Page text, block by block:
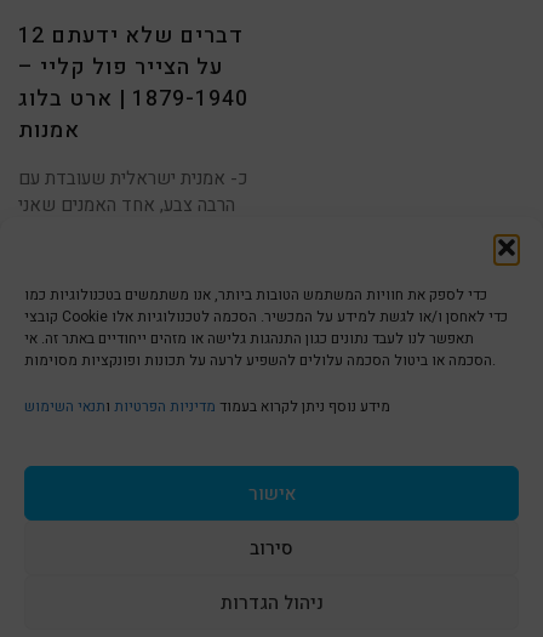
כדי לספק את חוויות המשתמש הטובות ביותר, אנו משתמשים בטכנולוגיות כמו
קובצי Cookie כדי לאחסן ו/או לגשת למידע על המכשיר. הסכמה לטכנולוגיות אלו
תאפשר לנו לעבד נתונים כגון התנהגות גלישה או מזהים ייחודיים באתר זה. אי
הסכמה או ביטול הסכמה עלולים להשפיע לרעה על תכונות ופונקציות מסוימות.
מידע נוסף ניתן לקרוא בעמוד מדיניות הפרטיות ותנאי השימוש
אישור
סירוב
ניהול הגדרות
12 דברים שלא ידעתם
על הצייר פול קליי –
1879-1940 | ארט בלוג
אמנות
כ- אמנית ישראלית שעובדת עם
הרבה צבע, אחד האמנים שאני
הצהרת נגישות | Accessibility